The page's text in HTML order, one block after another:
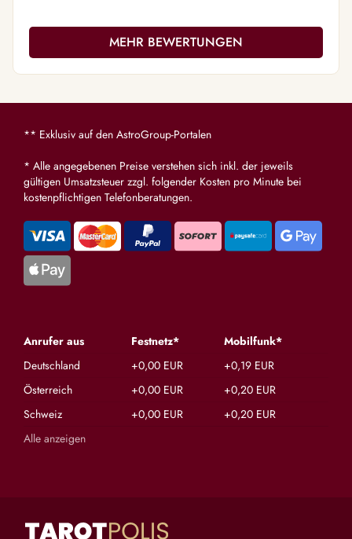
MEHR BEWERTUNGEN
** Exklusiv auf den AstroGroup-Portalen
* Alle angegebenen Preise verstehen sich inkl. der jeweils
gültigen Umsatzsteuer zzgl. folgender Kosten pro Minute bei
kostenpflichtigen Telefonberatungen.
Anrufer aus Festnetz*
Mobilfunk*
Deutschland
+0,00 EUR
+0,19 EUR
Österreich
+0,00 EUR
+0,20 EUR
Schweiz
+0,00 EUR
+0,20 EUR
Alle anzeigen